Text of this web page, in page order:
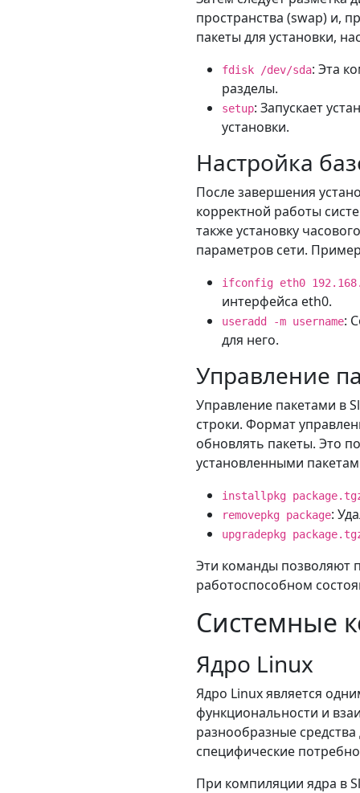
пространства (swap) и,
пакеты для установки,
fdisk /dev/sda: Эта
разделы.
setup: Запускает
установки.
Настройка
После завершения
корректной работы
также установку
параметров сети.
ifconfig eth0
интерфейса eth0.
useradd -m username:
для него.
Управление
Управление пакетами в
строки. Формат
обновлять пакеты. Это
установленными
installpkg
removepkg package:
upgradepkg
Эти команды позволяют
работоспособном
Системные
Ядро Linux
Ядро Linux является
функциональности и
разнообразные
специфические
При компиляции ядра в